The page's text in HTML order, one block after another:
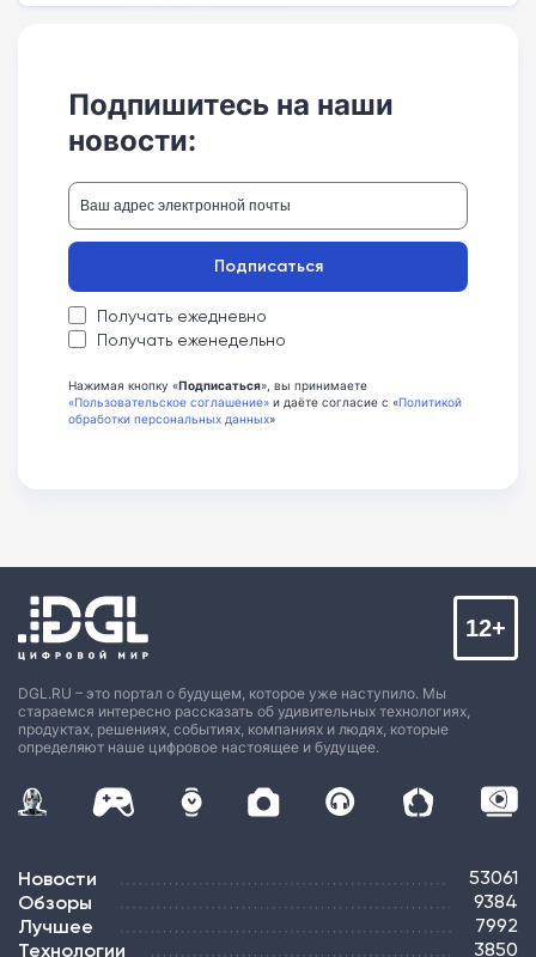
Подпишитесь на наши
новости:
Получать ежедневно
Получать еженедельно
Подписаться
Нажимая кнопку «Подписаться», вы принимаете
«Пользовательское соглашение» и даёте согласие с «Политикой
обработки персональных данных»
DGL.RU – это портал о будущем, которое уже наступило. Мы
стараемся интересно рассказать об удивительных технологиях,
продуктах, решениях, событиях, компаниях и людях, которые
определяют наше цифровое настоящее и будущее.
12+
Новости 53061
Обзоры 9384
Лучшее 7992
Технологии 3850